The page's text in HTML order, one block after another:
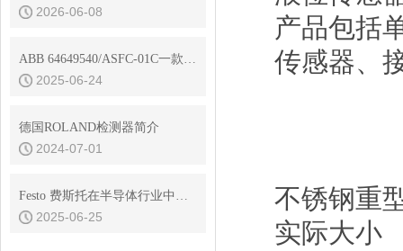
2026-06-08
ABB 64649540/ASFC-01C一款功能*的开关熔丝控制器
2025-06-24
德国ROLAND检测器简介
2024-07-01
Festo 费斯托在半导体行业中的解决方案
2025-06-25
产品包括
传感器、
不锈钢重
实际大小